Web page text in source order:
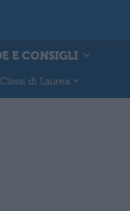
E CONSIGLI
Classi di Laurea